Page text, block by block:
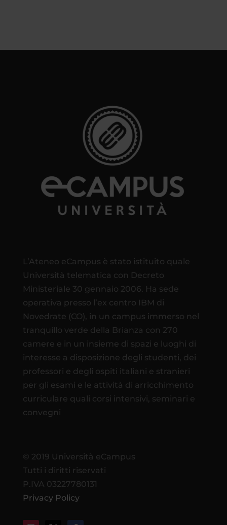
L’Ateneo eCampus è stato istituito quale
Università telematica con Decreto
Ministeriale 30 gennaio 2006. Ha sede
operativa presso l’ex centro IBM di
Novedrate (CO), in un campus immerso nel
tranquillo verde della Brianza con 270
camere e in un insieme di spazi e luoghi di
interesse a disposizione degli studenti, dei
professori e degli ospiti italiani e stranieri
per gli esami e le attività di arricchimento
curriculare quali corsi intensivi, seminari e
convegni
© 2019 Università eCampus
Tutti i diritti riservati
P.IVA 03227780131
Privacy Policy